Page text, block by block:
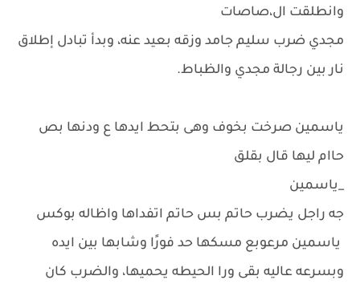
وانطلقت ال،صاصات
مجدي ضرب سليم جامد وزقه بعيد عنه، وبدأ تبادل إطلاق
نار بين رجالة مجدي والظباط.
ياسمين صرخت بخوف وهى بتحط ايدها ع ودنها بص
حاام ليها قال بقلق
_ياسمين
جه راجل يضرب حاتم بس حاتم اتفداها واظاله بوكس
ياسمين مرعوبع مسكها حد فورًا وشابها بين ايده
وبسرعه عاليه بقى ورا الحيطه يحميها، والضرب كان